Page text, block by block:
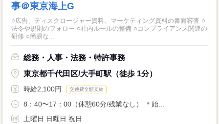
事＠東京海上G
○広告、ディスクロージャー資料、マーケティング資料の書面審査 ○
法令や規則のフォロー ○社内ルールの整備 ○コンプライアンス関連の
研修 ○簡易な...
総務・人事・法務・特許事務
東京都千代田区/大手町駅（徒歩 1分）
時給2,100円 交通費全額支給
8：40〜17：00（休憩60分/残業なし） ＊始...
土曜日 日曜日 祝日